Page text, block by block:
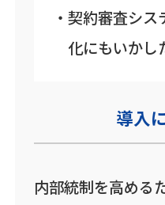
契約審査シス
化にもいかし
導入
内部統制を高める